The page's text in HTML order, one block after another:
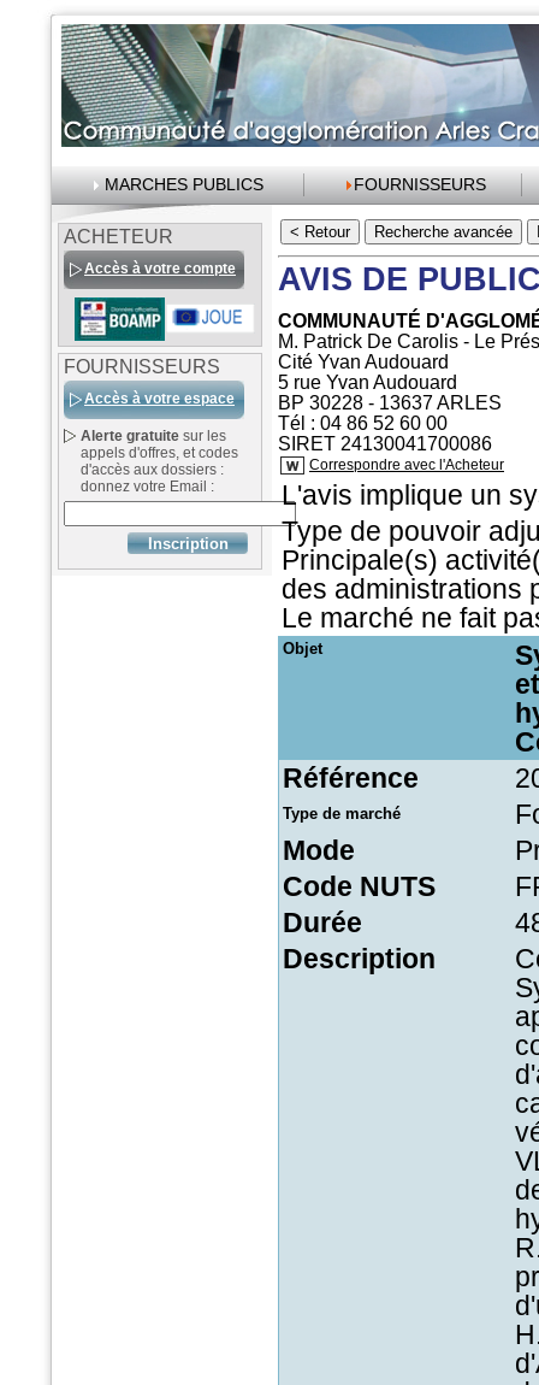
MARCHES PUBLICS FOURNISSEURS
ACHETEUR
Accès à votre compte
FOURNISSEURS
Accès à votre espace
Alerte gratuite sur les
appels d'offres, et codes
d'accès aux dossiers :
donnez votre Email :
AVIS DE
COMMUNAUTÉ
M. Patrick De Carolis - Le
Cité Yvan Audouard
5 rue Yvan Audouard
BP 30228 - 13637 ARLES
Tél : 04 86 52 60 00
SIRET 24130041700086
Correspondre avec l'Acheteur
L'avis implique un
Type de pouvoir
Principale(s)
des administrations
Le marché ne fait
Objet
Référence
Type de marché
Mode
Code NUTS
Durée
Description